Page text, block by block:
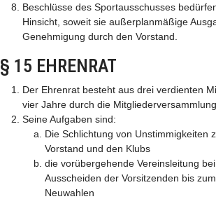
Beschlüsse des Sportausschusses
Hinsicht, soweit sie außerplanmäßige
Genehmigung durch den Vorstand.
§ 15 EHRENRAT
Der Ehrenrat besteht aus drei verdienten
vier Jahre durch die
Seine Aufgaben sind:
Die Schlichtung von Unstimmigkeiten
Vorstand und den Klubs
die vorübergehende Vereinsleitung
Ausscheiden der Vorsitzenden bis
Neuwahlen